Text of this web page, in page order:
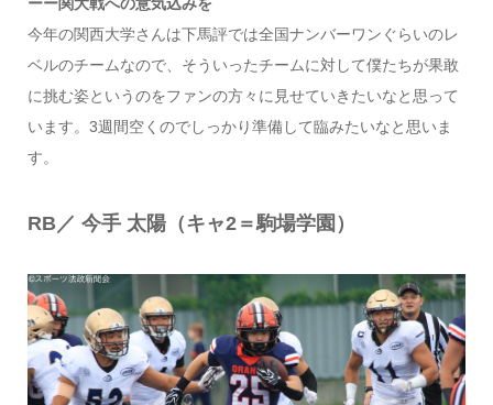
ーー関大戦への意気込みを
今年の関西大学さんは下馬評では全国ナンバーワンぐらいのレ
ベルのチームなので、そういったチームに対して僕たちが果敢
に挑む姿というのをファンの方々に見せていきたいなと思って
います。3週間空くのでしっかり準備して臨みたいなと思いま
す。
RB／ 今手 太陽（キャ2＝駒場学園）